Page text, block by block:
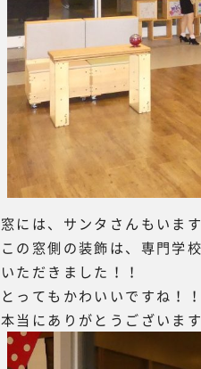
窓には、サンタさんもいま
この窓側の装飾は、専門学
いただきました！！
とってもかわいいですね！！
本当にありがとうございま